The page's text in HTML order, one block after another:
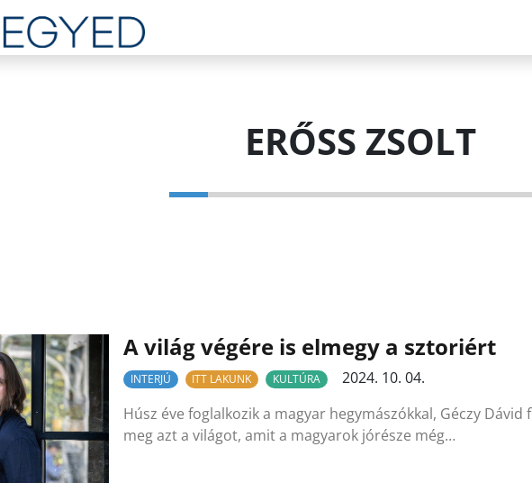
ERŐSS ZSOLT
A világ végére is elmegy a sztoriért
INTERJÚ ITT LAKUNK KULTÚRA
2024. 10. 04.
Húsz éve foglalkozik a magyar hegymászókkal, Géczy
meg azt a világot, amit a magyarok jórésze még…